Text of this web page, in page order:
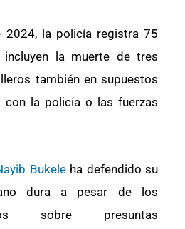
2024, la policía registra 75
incluyen la muerte de tres
también en supuestos
con la policía o las fuerzas
Bukele ha defendido su
dura a pesar de los
sobre presuntas